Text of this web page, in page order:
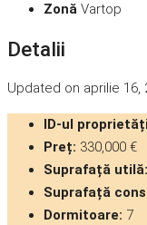
Zonă Vartop
Detalii
Updated on aprilie 16,
ID-ul
Preț: 330,000 €
Suprafață utilă:
Suprafață
Dormitoare: 7